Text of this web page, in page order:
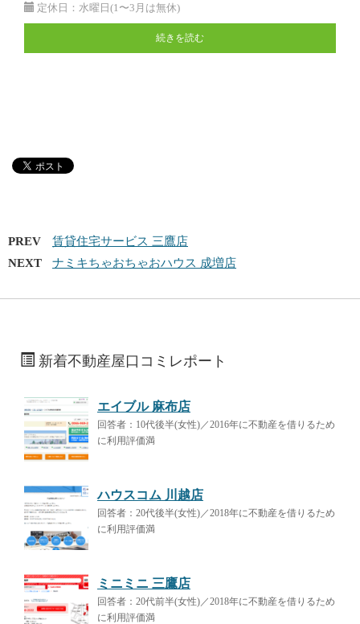
定休日：水曜日(1〜3月は無休)
続きを読む
PREV
賃貸住宅サービス 三鷹店
NEXT
ナミキちゃおちゃおハウス 成増店
新着不動産屋口コミレポート
エイブル 麻布店
回答者：10代後半(女性)／2016年に不動産を借りるため
に利用評価満
ハウスコム 川越店
回答者：20代後半(女性)／2018年に不動産を借りるため
に利用評価満
ミニミニ 三鷹店
回答者：20代前半(女性)／2018年に不動産を借りるため
に利用評価満